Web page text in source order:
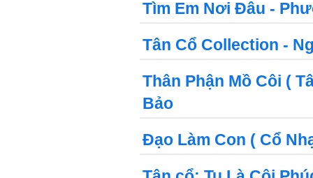
Tìm Em Nơi Đâu -
Tân Cổ Collection -
Thân Phận Mồ Côi (
Bảo
Đạo Làm Con ( Cổ